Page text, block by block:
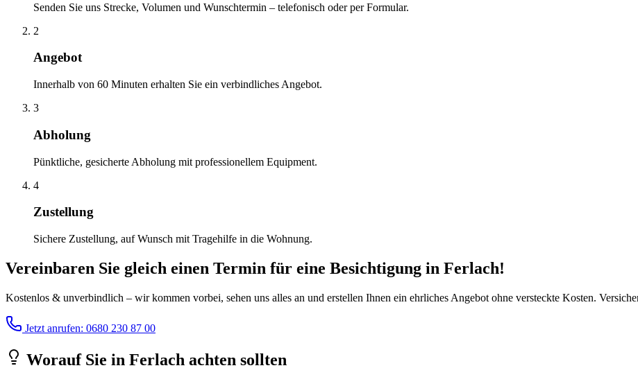
Senden Sie uns Strecke, Volumen und Wunschtermin – telefonisch oder per Formular.
2
Angebot
Innerhalb von 60 Minuten erhalten Sie ein verbindliches Angebot.
3
Abholung
Pünktliche, gesicherte Abholung mit professionellem Equipment.
4
Zustellung
Sichere Zustellung, auf Wunsch mit Tragehilfe in die Wohnung.
Vereinbaren Sie gleich einen Termin für eine Besichtigung in Ferlach!
Kostenlos & unverbindlich – wir kommen vorbei, sehen uns alles an und erstellen Ihnen ein ehrliches Angebot ohne versteckte Kosten.
Jetzt anrufen: 0680 230 87 00
Worauf Sie in Ferlach achten sollten